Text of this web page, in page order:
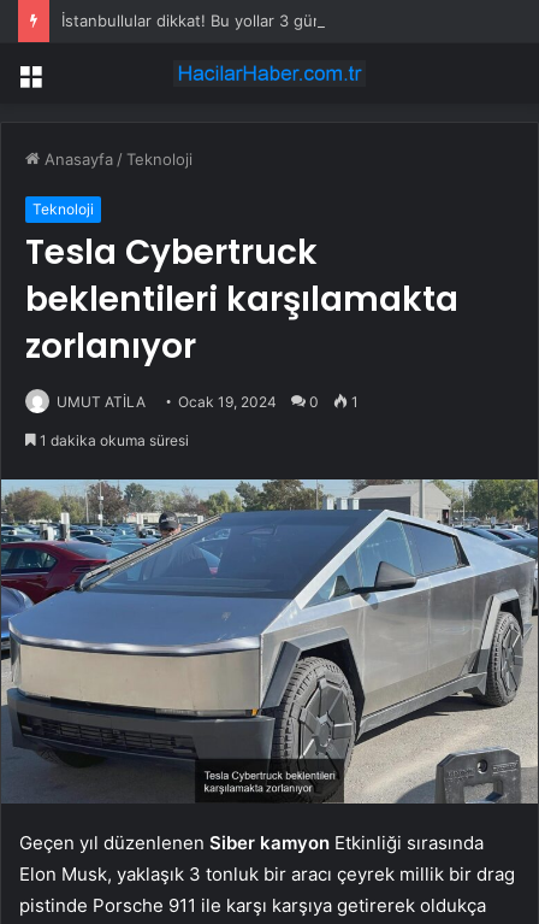
İstanbullular dikkat! Bu yollar 3 gün kapalı olacak
Menü
Anasayfa /Teknoloji
Teknoloji
Tesla Cybertruck
beklentileri karşılamakta
zorlanıyor
UMUT ATİLA Ocak 19, 2024 0 1
1 dakika okuma süresi
Geçen yıl düzenlenen Siber kamyon Etkinliği sırasında
Elon Musk, yaklaşık 3 tonluk bir aracı çeyrek millik bir drag
pistinde Porsche 911 ile karşı karşıya getirerek oldukça